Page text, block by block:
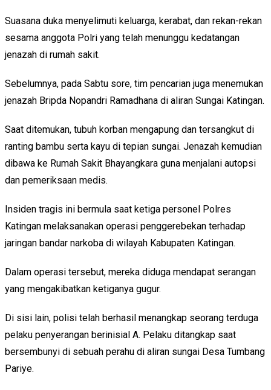
Suasana duka menyelimuti keluarga, kerabat, dan rekan-rekan
sesama anggota Polri yang telah menunggu kedatangan
jenazah di rumah sakit.
Sebelumnya, pada Sabtu sore, tim pencarian juga menemukan
jenazah Bripda Nopandri Ramadhana di aliran Sungai Katingan.
Saat ditemukan, tubuh korban mengapung dan tersangkut di
ranting bambu serta kayu di tepian sungai. Jenazah kemudian
dibawa ke Rumah Sakit Bhayangkara guna menjalani autopsi
dan pemeriksaan medis.
Insiden tragis ini bermula saat ketiga personel Polres
Katingan melaksanakan operasi penggerebekan terhadap
jaringan bandar narkoba di wilayah Kabupaten Katingan.
Dalam operasi tersebut, mereka diduga mendapat serangan
yang mengakibatkan ketiganya gugur.
Di sisi lain, polisi telah berhasil menangkap seorang terduga
pelaku penyerangan berinisial A. Pelaku ditangkap saat
bersembunyi di sebuah perahu di aliran sungai Desa Tumbang
Pariye.